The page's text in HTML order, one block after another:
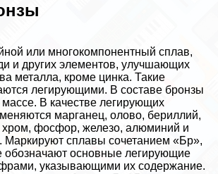
или многокомпонентный сплав,
и других элементов, улучшающих
металла, кроме цинка. Такие
легирующими. В составе бронзы
В качестве легирующих
марганец, олово, бериллий,
хром, фосфор, железо, алюминий и
Маркируют сплавы сочетанием «Бр»,
обозначают основные легирующие
указывающими их содержание.